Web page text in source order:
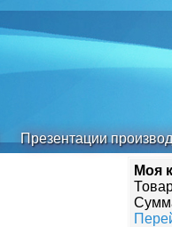
Презентации
Моя